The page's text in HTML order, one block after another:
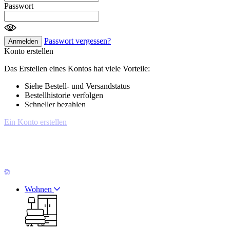
Passwort
Anmelden
Passwort vergessen?
Konto erstellen
Das Erstellen eines Kontos hat viele Vorteile:
Siehe Bestell- und Versandstatus
Bestellhistorie verfolgen
Schneller bezahlen
Ein Konto erstellen
Wohnen